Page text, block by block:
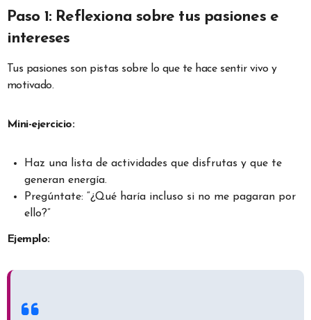
Paso 1: Reflexiona sobre tus pasiones e
intereses
Tus pasiones son pistas sobre lo que te hace sentir vivo y
motivado.
Mini-ejercicio:
Haz una lista de actividades que disfrutas y que te
generan energía.
Pregúntate: “¿Qué haría incluso si no me pagaran por
ello?”
Ejemplo: